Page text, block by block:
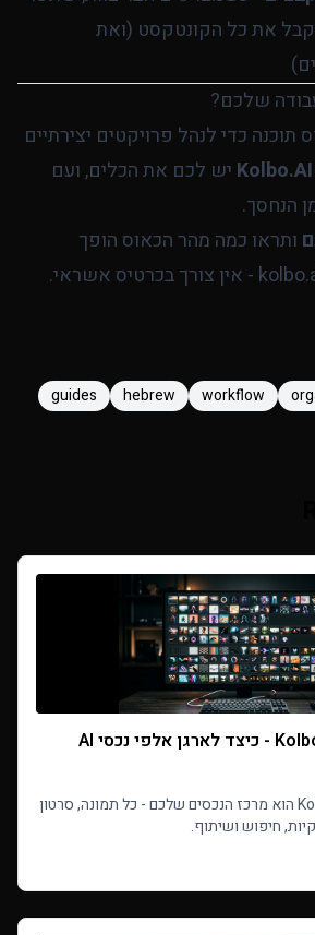
את כל הקונטקסט (ואת
שלכם?
תוכנה כדי לנהל פרויקטים יצירתיים
Kolbo.AI יש לכם את הכלים, ועם
הנחסך.
ותראו כמה מהר הכאוס הופך
- אין צורך בכרטיס אשראי.
workflow
hebrew
guides
Media Library ב-Kolbo - כיצד לארגן אלפי נכסי AI
Media Library של Kolbo הוא מרכז הנכסים שלכם - כל תמונה, סרטון
חיפוש ושיתוף.